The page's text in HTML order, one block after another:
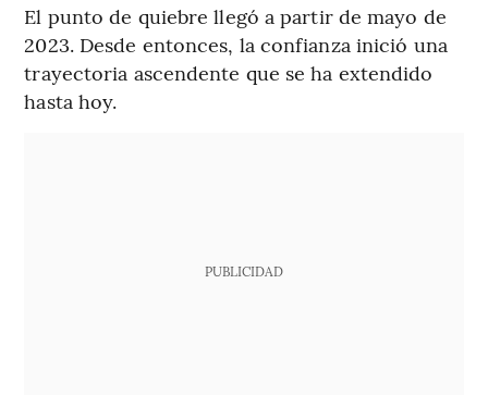
El punto de quiebre llegó a partir de mayo de
2023. Desde entonces, la confianza inició una
trayectoria ascendente que se ha extendido
hasta hoy.
PUBLICIDAD